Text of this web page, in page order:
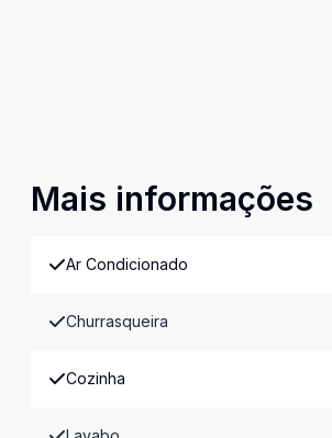
Mais informações
Ar Condicionado
Churrasqueira
Cozinha